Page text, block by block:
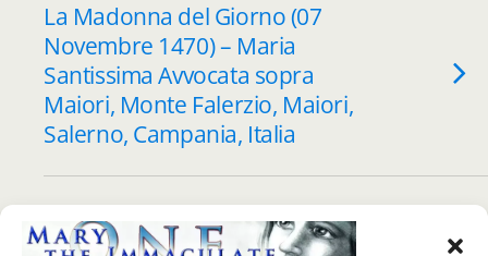
La Madonna del Giorno (07
Novembre 1470) – Maria
Santissima Avvocata sopra
Maiori, Monte Falerzio, Maiori,
Salerno, Campania, Italia
Back to top